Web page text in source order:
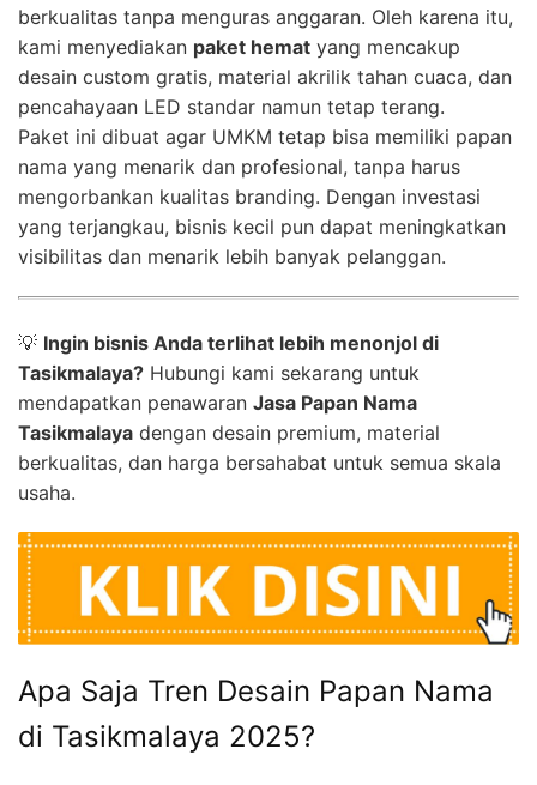
berkualitas tanpa menguras anggaran. Oleh karena itu,
kami menyediakan paket hemat yang mencakup
desain custom gratis, material akrilik tahan cuaca, dan
pencahayaan LED standar namun tetap terang.
Paket ini dibuat agar UMKM tetap bisa memiliki papan
nama yang menarik dan profesional, tanpa harus
mengorbankan kualitas branding. Dengan investasi
yang terjangkau, bisnis kecil pun dapat meningkatkan
visibilitas dan menarik lebih banyak pelanggan.
💡 Ingin bisnis Anda terlihat lebih menonjol di
Tasikmalaya? Hubungi kami sekarang untuk
mendapatkan penawaran Jasa Papan Nama
Tasikmalaya dengan desain premium, material
berkualitas, dan harga bersahabat untuk semua skala
usaha.
Apa Saja Tren Desain Papan Nama
di Tasikmalaya 2025?